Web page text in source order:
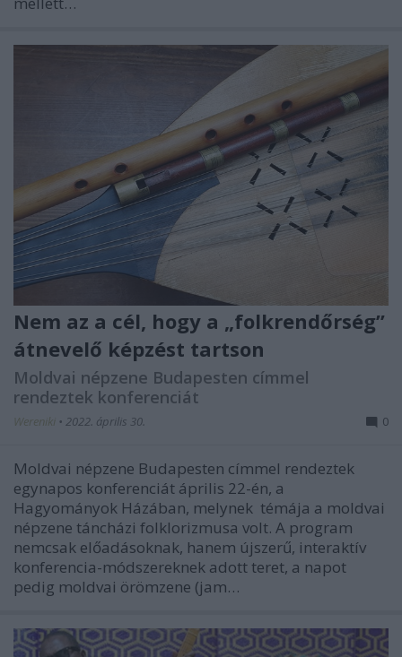
Nem az a cél, hogy a „folkrendőrség”
átnevelő képzést tartson
Moldvai népzene Budapesten címmel
rendeztek konferenciát
Wereniki • 2022. április 30. 0
Moldvai népzene Budapesten címmel rendeztek
egynapos konferenciát április 22-én, a
Hagyományok Házában, melynek témája a moldvai
népzene táncházi folklorizmusa volt. A program
nemcsak előadásoknak, hanem újszerű, interaktív
konferencia-módszereknek adott teret, a napot
pedig moldvai örömzene (jam…